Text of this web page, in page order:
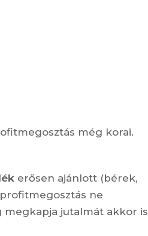
még korai.
erősen ajánlott (bérek,
ne
megkapja jutalmát akkor